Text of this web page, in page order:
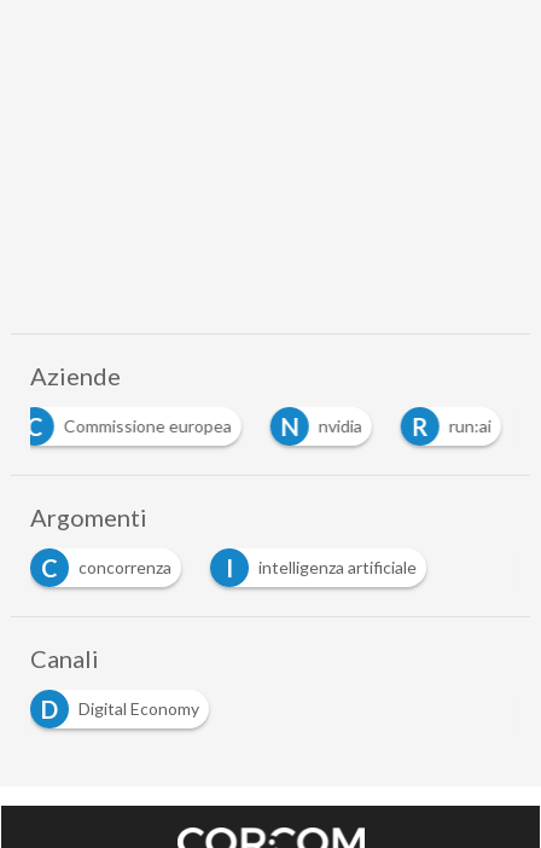
Aziende
C
Commissione europea N nvidia R run:ai
Argomenti
C
concorrenza I intelligenza artificiale
Canali
D
Digital Economy